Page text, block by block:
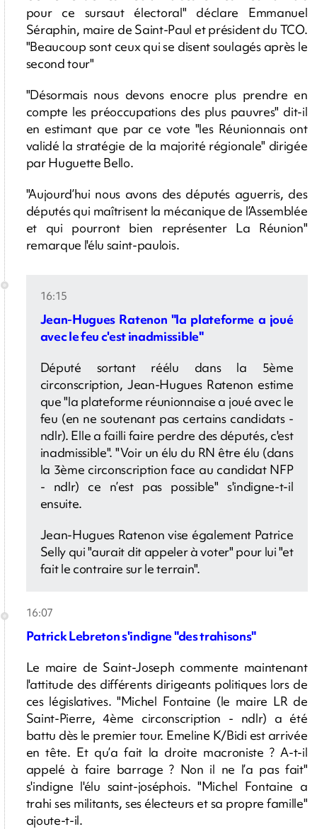
pour ce sursaut électoral" déclare Emmanuel
Séraphin, maire de Saint-Paul et président du TCO.
"Beaucoup sont ceux qui se disent soulagés après le
second tour"
"Désormais nous devons enocre plus prendre en
compte les préoccupations des plus pauvres" dit-il
en estimant que par ce vote "les Réunionnais ont
validé la stratégie de la majorité régionale" dirigée
par Huguette Bello.
"Aujourd’hui nous avons des députés aguerris, des
députés qui maîtrisent la mécanique de l’Assemblée
et qui pourront bien représenter La Réunion"
remarque l'élu saint-paulois.
16:15
Jean-Hugues Ratenon "la plateforme a joué
avec le feu c'est inadmissible"
Député sortant réélu dans la 5ème
circonscription, Jean-Hugues Ratenon estime
que "la plateforme réunionnaise a joué avec le
feu (en ne soutenant pas certains candidats -
ndlr). Elle a failli faire perdre des députés, c'est
inadmissible". "Voir un élu du RN être élu (dans
la 3ème circonscription face au candidat NFP
- ndlr) ce n’est pas possible" s'indigne-t-il
ensuite.
Jean-Hugues Ratenon vise également Patrice
Selly qui "aurait dit appeler à voter" pour lui "et
fait le contraire sur le terrain".
16:07
Patrick Lebreton s'indigne "des trahisons"
Le maire de Saint-Joseph commente maintenant
l'attitude des différents dirigeants politiques lors de
ces législatives. "Michel Fontaine (le maire LR de
Saint-Pierre, 4ème circonscription - ndlr) a été
battu dès le premier tour. Emeline K/Bidi est arrivée
en tête. Et qu’a fait la droite macroniste ? A-t-il
appelé à faire barrage ? Non il ne l’a pas fait"
s'indigne l'élu saint-joséphois. "Michel Fontaine a
trahi ses militants, ses électeurs et sa propre famille"
ajoute-t-il.